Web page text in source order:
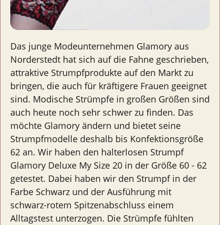
Das junge Modeunternehmen Glamory aus
Norderstedt hat sich auf die Fahne geschrieben,
attraktive Strumpfprodukte auf den Markt zu
bringen, die auch für kräftigere Frauen geeignet
sind. Modische Strümpfe in großen Größen sind
auch heute noch sehr schwer zu finden. Das
möchte Glamory ändern und bietet seine
Strumpfmodelle deshalb bis Konfektionsgröße
62 an. Wir haben den halterlosen Strumpf
Glamory Deluxe My Size 20 in der Größe 60 - 62
getestet. Dabei haben wir den Strumpf in der
Farbe Schwarz und der Ausführung mit
schwarz-rotem Spitzenabschluss einem
Alltagstest unterzogen. Die Strümpfe fühlten